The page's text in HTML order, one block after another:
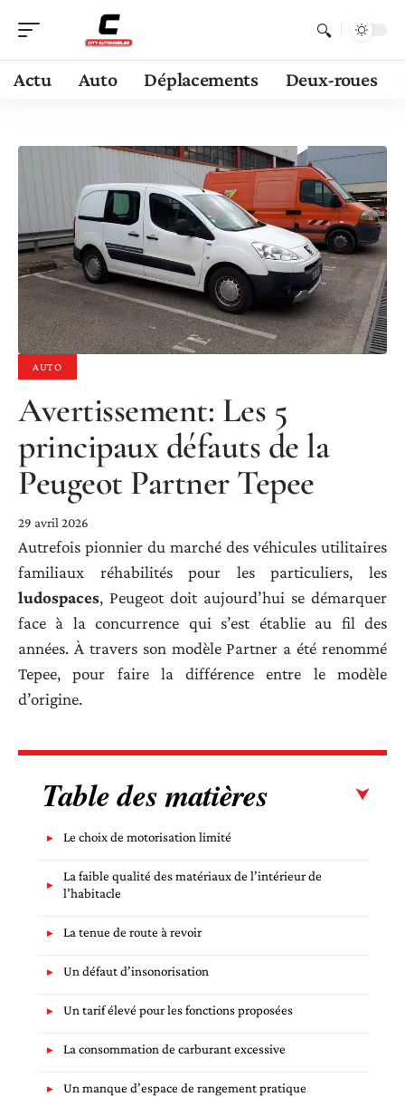
Actu Auto Déplacements Deux-roues
AUTO
Avertissement: Les 5
principaux défauts de la
Peugeot Partner Tepee
29 avril 2026
Autrefois pionnier du marché des véhicules utilitaires
familiaux réhabilités pour les particuliers, les
ludospaces, Peugeot doit aujourd’hui se démarquer
face à la concurrence qui s’est établie au fil des
années. À travers son modèle Partner a été renommé
Tepee, pour faire la différence entre le modèle
d’origine.
Table des matières
Le choix de motorisation limité
La faible qualité des matériaux de l’intérieur de
l’habitacle
La tenue de route à revoir
Un défaut d’insonorisation
Un tarif élevé pour les fonctions proposées
La consommation de carburant excessive
Un manque d’espace de rangement pratique